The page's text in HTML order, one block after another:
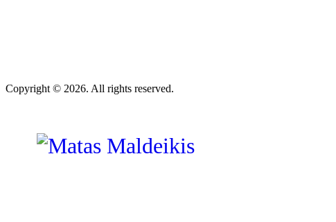
Copyright © 2026. All rights reserved.